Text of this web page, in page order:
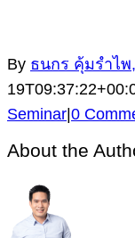
By ธนกร คุ้มรำไพ
Seminar|0
About the